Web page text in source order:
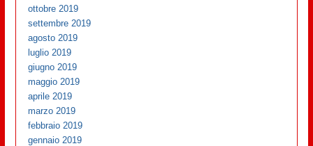
ottobre 2019
settembre 2019
agosto 2019
luglio 2019
giugno 2019
maggio 2019
aprile 2019
marzo 2019
febbraio 2019
gennaio 2019